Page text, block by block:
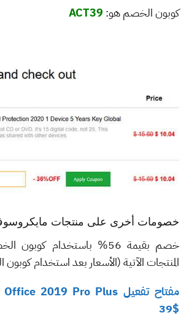
كوبون الخصم هو: ACT39
خصومات أخرى على منتجات
خصم بقيمة 56% باستخدام كوبون الخصم
المنتجات الآتية (الأسعار بعد استخدام
$39